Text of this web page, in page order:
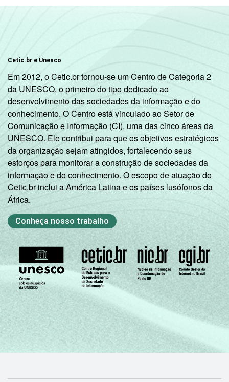
Cetic.br e Unesco
Em 2012, o Cetic.br tornou-se um Centro de Categoria 2
da UNESCO, o primeiro do tipo dedicado ao
desenvolvimento das sociedades da informação e do
conhecimento. O Centro está vinculado ao Setor de
Comunicação e Informação (CI), uma das cinco áreas da
UNESCO. Ele contribui para que os objetivos estratégicos
da organização sejam atingidos, fortalecendo seus
esforços para monitorar a construção de sociedades da
informação e do conhecimento. O escopo de atuação do
Cetic.br inclui a América Latina e os países lusófonos da
África.
Conheça nosso trabalho